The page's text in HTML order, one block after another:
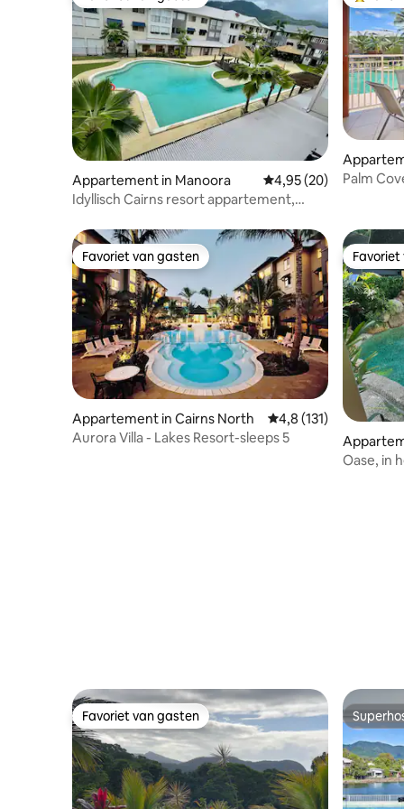
Appartement in Manoora Gemiddelde
4,95 (20)
Idyllisch Cairns resort appartement,
Palm
Favoriet van gasten
Favoriet van gasten
Appartement in Cairns North Gemiddelde
4,8 (131)
Aurora Villa - Lakes Resort-sleeps 5
Oase, in
Favoriet van gasten
Favoriet van gasten